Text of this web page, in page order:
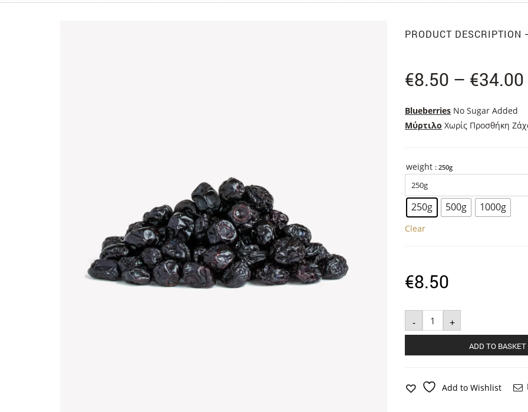
PRODUCT DESCRIPTION
€8.50 – €34.00
Blueberries No Sugar Added
Μύρτιλο Χωρίς Προσθήκη
weight : 250g
250g 500g 1000g
Clear
€8.50
-
Osmotic
Blueberries
quantity
+
ADD TO BASKET
Add to Wishlist